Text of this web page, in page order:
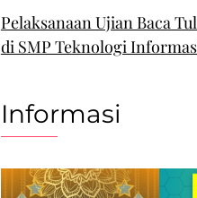
Pelaksanaan Ujian Baca
di SMP Teknologi
Informasi